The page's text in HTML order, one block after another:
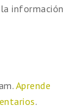
información
Aprende
.